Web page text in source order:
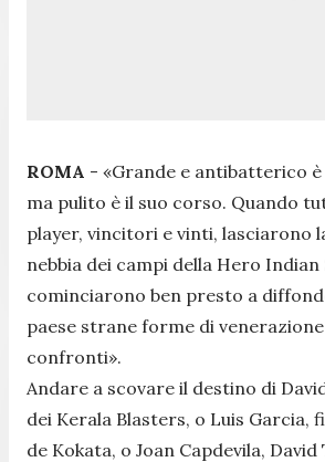
ROMA - «Grande e antibatterico
ma pulito è il suo corso. Quando
player, vincitori e vinti, lasciarono
nebbia dei campi della Hero Indian
cominciarono ben presto a
paese strane forme di
confronti».
Andare a scovare il destino di
dei Kerala Blasters, o Luis Garcia,
de Kokata, o Joan Capdevila,